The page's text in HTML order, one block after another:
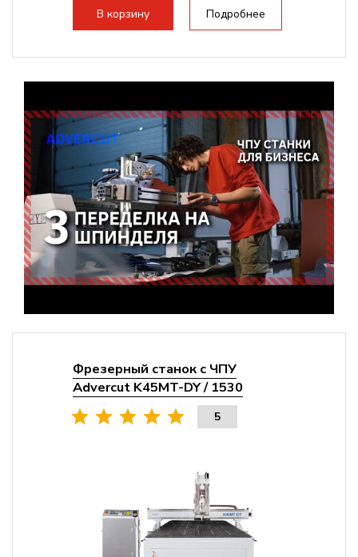
Мощность инвертора:
10500 Вт
В корзину Подробнее
Фрезерный станок с ЧПУ
Advercut K45MT-DY / 1530
5